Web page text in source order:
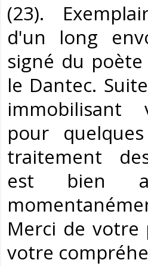
(23).
d'un long
signé du
le Dantec.
immobilisant
pour
traitement
est bien
Merci de votre
votre